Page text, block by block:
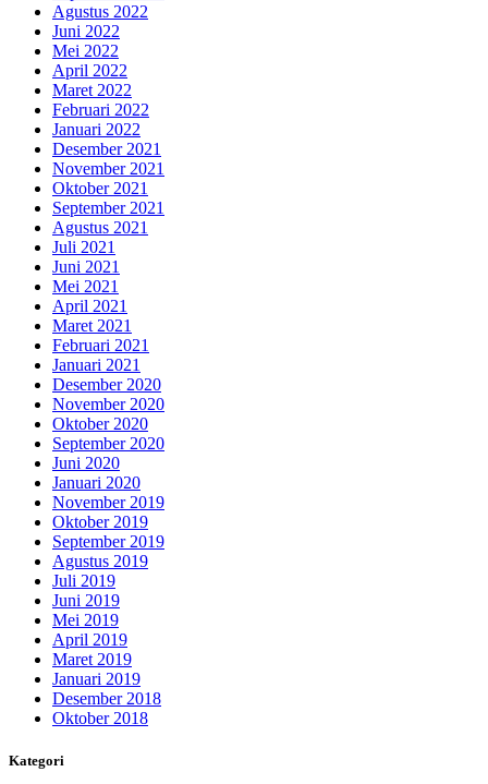
Agustus 2022
Juni 2022
Mei 2022
April 2022
Maret 2022
Februari 2022
Januari 2022
Desember 2021
November 2021
Oktober 2021
September 2021
Agustus 2021
Juli 2021
Juni 2021
Mei 2021
April 2021
Maret 2021
Februari 2021
Januari 2021
Desember 2020
November 2020
Oktober 2020
September 2020
Juni 2020
Januari 2020
November 2019
Oktober 2019
September 2019
Agustus 2019
Juli 2019
Juni 2019
Mei 2019
April 2019
Maret 2019
Januari 2019
Desember 2018
Oktober 2018
Kategori